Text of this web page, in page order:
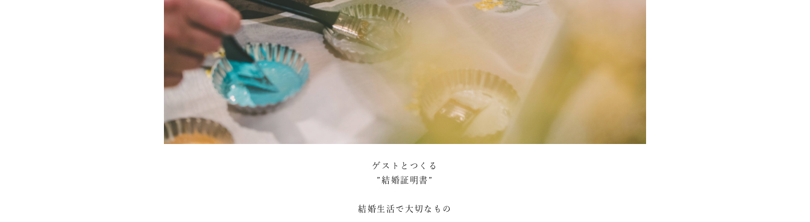
ゲストとつくる
”結婚証明書”
結婚生活で大切なもの